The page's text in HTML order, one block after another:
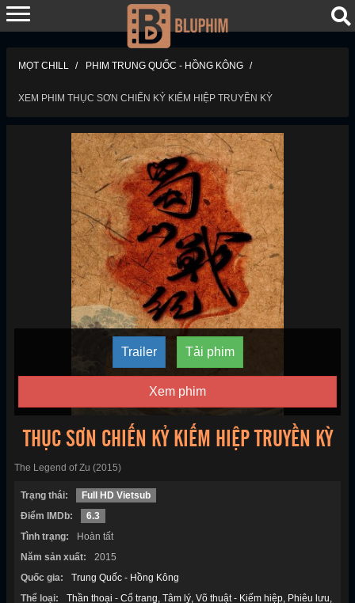
MỌT CHILL PHIM TRUNG QUỐC - HỒNG KÔNG
XEM PHIM THỤC SƠN CHIẾN KỶ KIẾM HIỆP TRUYỀN KỲ
Trailer Tải phim
Xem phim
THỤC SƠN CHIẾN KỶ KIẾM HIỆP TRUYỀN KỲ
The Legend of Zu (2015)
Trạng thái:
Full HD Vietsub
Điểm IMDb:
6.3
Tình trạng:
Hoàn tất
Năm sản xuất:
2015
Quốc gia:
Trung Quốc - Hồng Kông
Thể loại:
Thần thoại - Cổ trang Tâm lý Võ thuật - Kiếm hiệp Phiêu lưu